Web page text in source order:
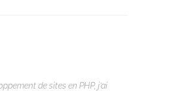
de sites en PHP, j’ai